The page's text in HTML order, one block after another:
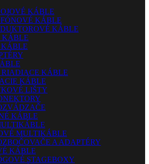
KÁBLE
KÁBLE
KÁBLE
KÁBLE
KÁBLE
KÁBLE
KÁBLE
LIŠTY
KÁBLE
MULTIKÁBLE
A ADAPTÉRY
KÁBLE
STAGEBOXY